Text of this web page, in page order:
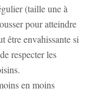
(taille une à
pour atteindre
être envahissante si
respecter les
en moins